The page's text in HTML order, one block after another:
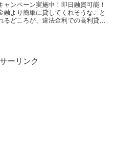
ンペーン実施中！即日融資可能！
より簡単に貸してくれそうなこと
どころが、違法金利での高利貸し
ーリンク